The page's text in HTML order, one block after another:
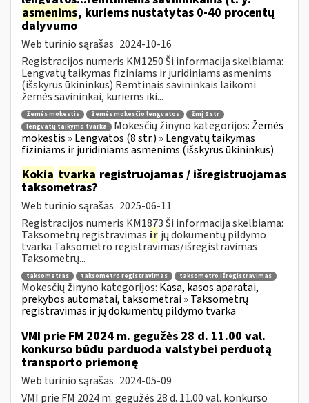
asmenims, kuriems nustatytas 0-40 procentų
dalyvumo
Web turinio sąrašas 2024-10-16
Registracijos numeris KM1250 Ši informacija skelbiama:
Lengvatų taikymas fiziniams ir juridiniams asmenims
(išskyrus ūkininkus) Remtinais savininkais laikomi
žemės savininkai, kuriems iki...
žemės mokestis žemės mokesčio lengvatos
žmį 8 str
lengvatų taikymo tvarka
Mokesčių žinyno kategorijos: Žemės
mokestis » Lengvatos (8 str.) » Lengvatų taikymas
fiziniams ir juridiniams asmenims (išskyrus ūkininkus)
Kokia tvarka registruojamas / išregistruojamas
taksometras?
Web turinio sąrašas 2025-06-11
Registracijos numeris KM1873 Ši informacija skelbiama:
Taksometrų registravimas ir jų dokumentų pildymo
tvarka Taksometro registravimas/išregistravimas
Taksometrų...
taksometras taksometro registravimas taksometro išregistravimas
Mokesčių žinyno kategorijos: Kasa, kasos aparatai,
prekybos automatai, taksometrai » Taksometrų
registravimas ir jų dokumentų pildymo tvarka
VMI prie FM 2024 m. gegužės 28 d. 11.00 val.
konkurso būdu parduoda valstybei perduotą
transporto priemonę
Web turinio sąrašas 2024-05-09
VMI prie FM 2024 m. gegužės 28 d. 11.00 val. konkurso